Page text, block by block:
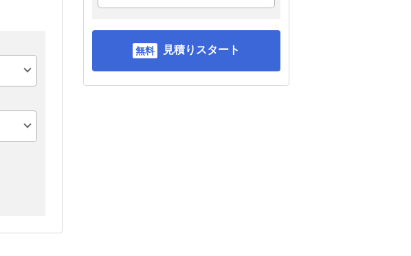
見積りスタート